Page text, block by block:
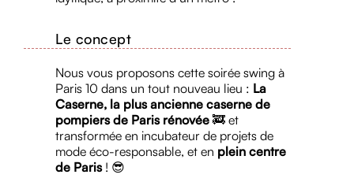
Le concept
Nous vous proposons cette soirée swing à
Paris 10 dans un tout nouveau lieu : La
Caserne, la plus ancienne caserne de
pompiers de Paris rénovée 🚒 et
transformée en incubateur de projets de
mode éco-responsable, et en plein centre
de Paris! 😎